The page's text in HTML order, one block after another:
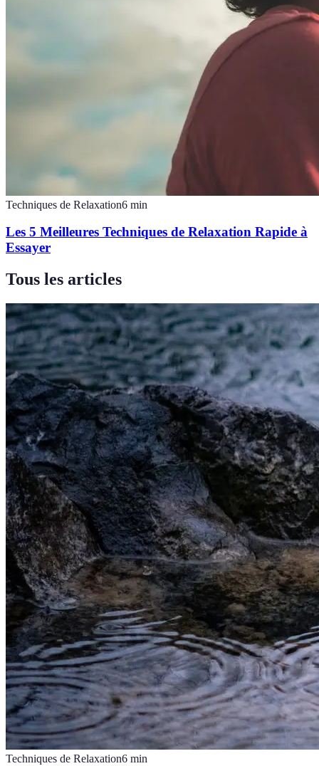
Techniques de Relaxation6 min
Les 5 Meilleures Techniques de Relaxation Rapide à
Essayer
Tous les articles
Techniques de Relaxation6 min